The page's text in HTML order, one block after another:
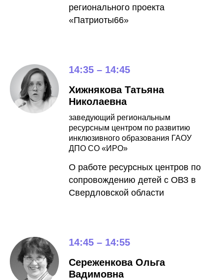
регионального проекта
«Патриоты66»
14:35 – 14:45
Хижнякова Татьяна
Николаевна
заведующий региональным
ресурсным центром по развитию
инклюзивного образования ГАОУ
ДПО СО «ИРО»
О работе ресурсных центров по
сопровождению детей с ОВЗ в
Свердловской области
14:45 – 14:55
Сереженкова Ольга
Вадимовна